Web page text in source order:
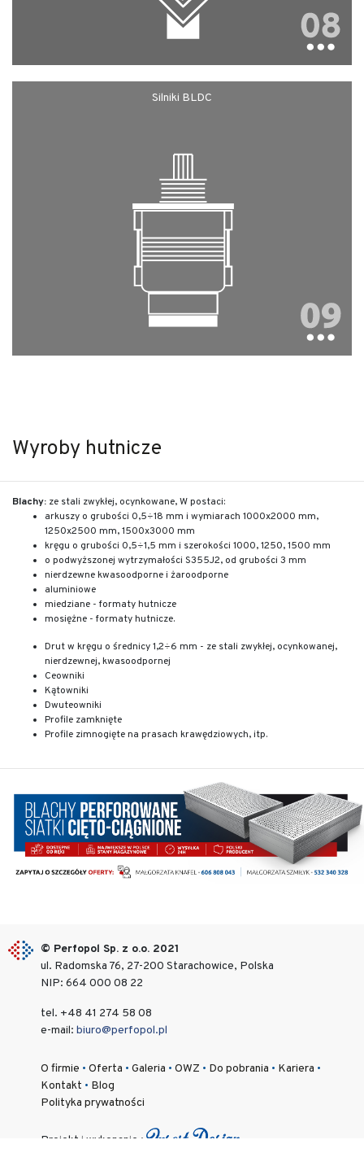
Silniki BLDC
Wyroby hutnicze
Blachy: ze stali zwykłej, ocynkowane, W postaci:
arkuszy o grubości 0,5÷18 mm i wymiarach 1000x2000 mm,
1250x2500 mm, 1500x3000 mm
kręgu o grubości 0,5÷1,5 mm i szerokości 1000, 1250, 1500 mm
o podwyższonej wytrzymałości S355J2, od grubości 3 mm
nierdzewne kwasoodporne i żaroodporne
aluminiowe
miedziane - formaty hutnicze
mosiężne - formaty hutnicze.
Drut w kręgu o średnicy 1,2÷6 mm - ze stali zwykłej, ocynkowanej,
nierdzewnej, kwasoodpornej
Ceowniki
Kątowniki
Dwuteowniki
Profile zamknięte
Profile zimnogięte na prasach krawędziowych, itp.
© Perfopol Sp. z o.o. 2021
ul. Radomska 76, 27-200 Starachowice, Polska
NIP: 664 000 08 22
tel. +48 41 274 58 08
e-mail: biuro@perfopol.pl
O firmie • Oferta • Galeria • OWZ • Do pobrania • Kariera •
Kontakt • Blog
Polityka prywatności
Projekt i wykonanie :